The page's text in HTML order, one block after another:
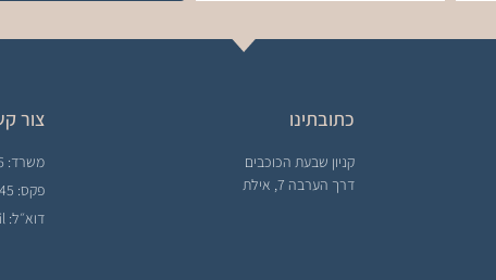
כתובתינו
קניון שבעת הכוכבים
דרך הערבה 7, אילת
צור
משרד: 08-6915556
פקס: 08-6325045
דוא״ל: info@idoacc.co.il